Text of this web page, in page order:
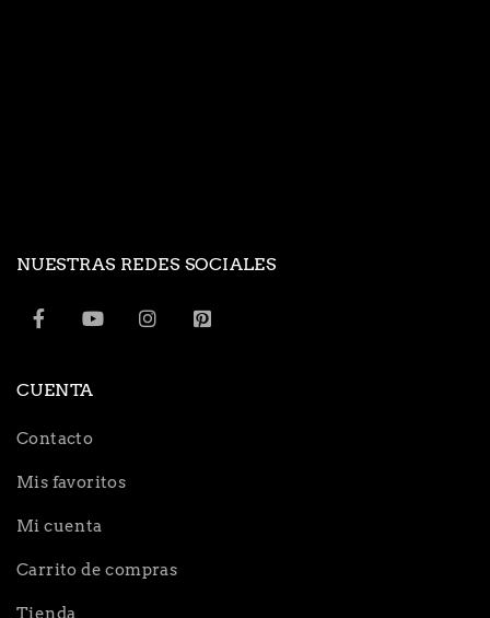
NUESTRAS REDES SOCIALES
CUENTA
Contacto
Mis favoritos
Mi cuenta
Carrito de compras
Tienda